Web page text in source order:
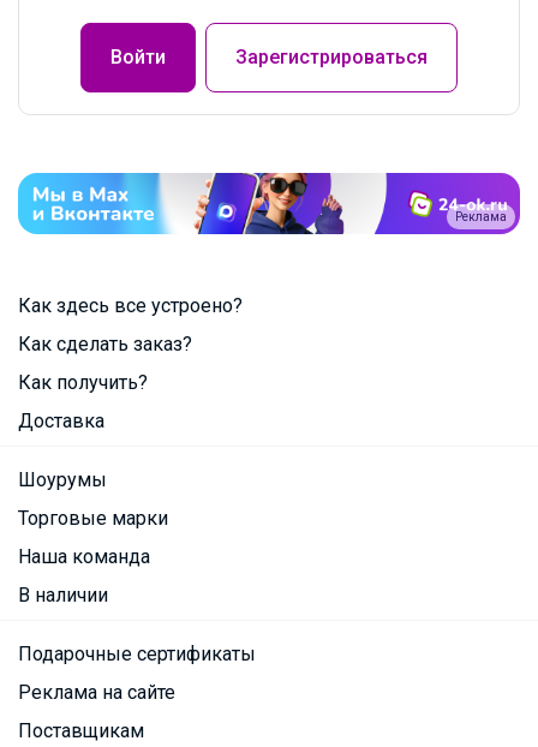
Войти Зарегистрироваться
Реклама
Как здесь все устроено?
Как сделать заказ?
Как получить?
Доставка
Шоурумы
Торговые марки
Наша команда
В наличии
Подарочные сертификаты
Реклама на сайте
Поставщикам